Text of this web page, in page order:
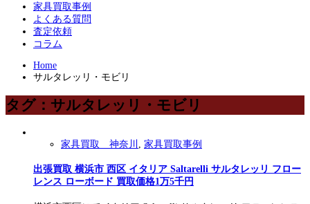
家具買取事例
よくある質問
査定依頼
コラム
Home
サルタレッリ・モビリ
タグ：サルタレッリ・モビリ
家具買取 神奈川 家具買取事例
出張買取 横浜市 西区 イタリア Saltarelli サルタレッリ フロー
レンス ローボード 買取価格1万5千円